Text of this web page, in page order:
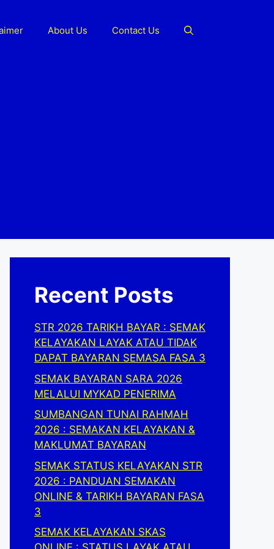
About Us Contact Us
Recent Posts
STR 2026 TARIKH BAYAR : SEMAK
KELAYAKAN LAYAK ATAU TIDAK
DAPAT BAYARAN SEMASA FASA 3
SEMAK BAYARAN SARA 2026
MELALUI MYKAD PENERIMA
SUMBANGAN TUNAI RAHMAH
2026 : SEMAKAN KELAYAKAN &
MAKLUMAT BAYARAN
SEMAK STATUS KELAYAKAN STR
2026 : PANDUAN SEMAKAN
ONLINE & TARIKH BAYARAN FASA
3
SEMAK KELAYAKAN SKAS